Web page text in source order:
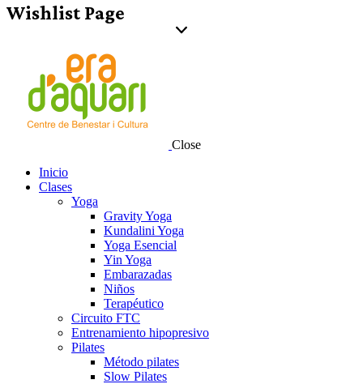
Wishlist Page
Close
Inicio
Clases
Yoga
Gravity Yoga
Kundalini Yoga
Yoga Esencial
Yin Yoga
Embarazadas
Niños
Terapéutico
Circuito FTC
Entrenamiento hipopresivo
Pilates
Método pilates
Slow Pilates